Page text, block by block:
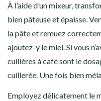
À l’aide d’un mixeur,
bien pâteuse et épaisse.
la pâte et remuez
ajoutez-y le miel. Si vous
cuillères à café sont le
cuillerée. Une fois bien
Employez délicatement le